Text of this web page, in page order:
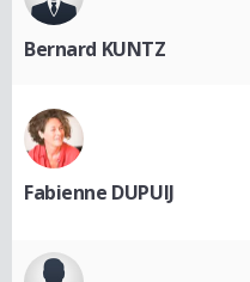
Bernard KUNTZ
Fabienne DUPUIJ